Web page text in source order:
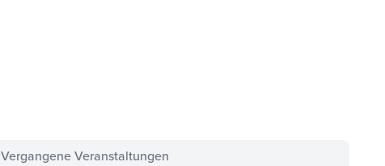
Vergangene Veranstaltungen